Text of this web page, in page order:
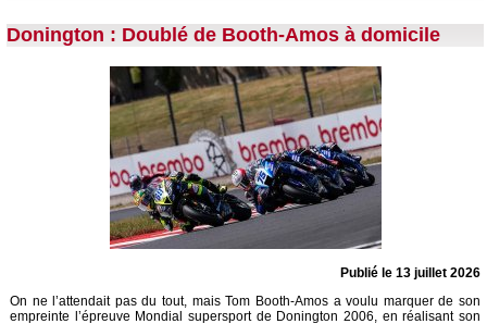
Donington : Doublé de Booth-Amos à domicile
Publié le 13 juillet 2026
On ne l’attendait pas du tout, mais Tom Booth-Amos a voulu marquer de son
empreinte l’épreuve Mondial supersport de Donington 2006, en réalisant son